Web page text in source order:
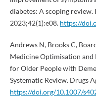
diabetes: A scoping review.
2023;42(1):e08. https://
Andrews N, Brooks C,
Medicine Optimisation
for Older People with
Systematic Review. Drugs
https://doi.org/10.1007/